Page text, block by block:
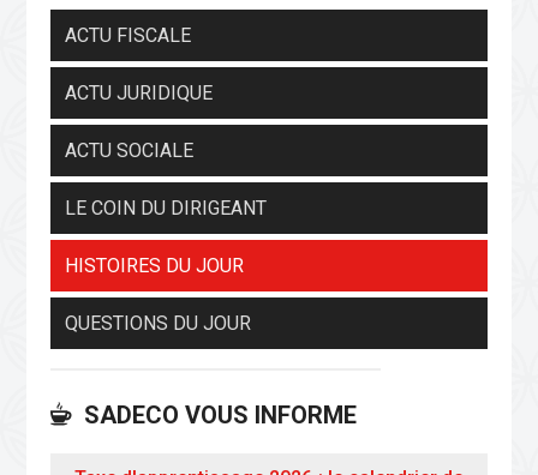
ACTU FISCALE
ACTU JURIDIQUE
ACTU SOCIALE
LE COIN DU DIRIGEANT
HISTOIRES DU JOUR
QUESTIONS DU JOUR
SADECO VOUS INFORME